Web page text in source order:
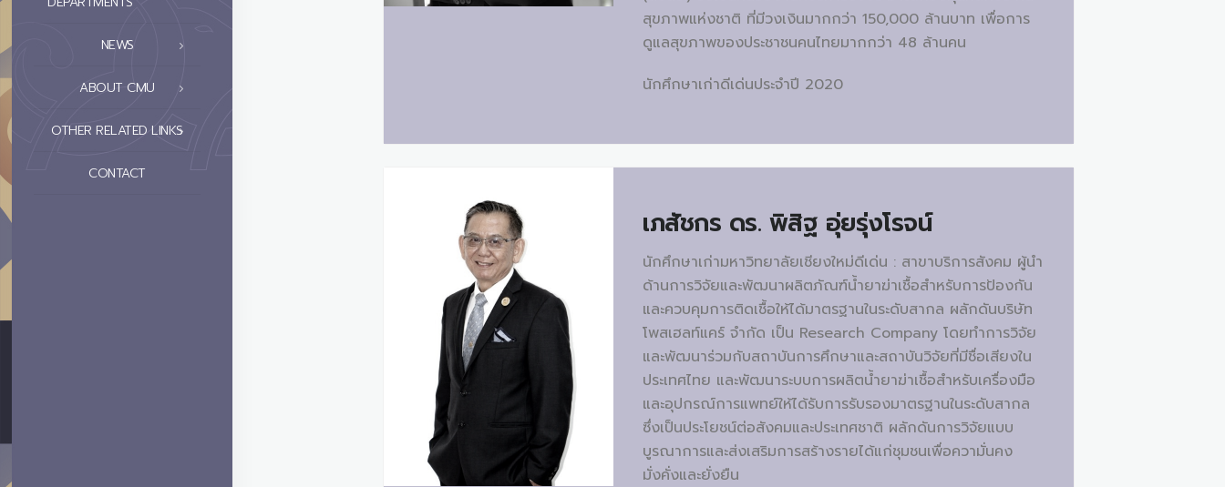
NEWS
ABOUT CMU
OTHER RELATED LINKS
CONTACT
สุขภาพแห่งชาติ ที่มีวงเงินมากกว่า 150,000 ล้านบาท เพื่อการ
ดูแลสุขภาพของประชาชนคนไทยมากกว่า 48 ล้านคน
นักศึกษาเก่าดีเด่นประจำปี 2020
เภสัชกร ดร. พิสิฐ อุ่ยรุ่งโรจน์
นักศึกษาเก่ามหาวิทยาลัยเชียงใหม่ดีเด่น : สาขาบริการสังคม ผู้นำ
ด้านการวิจัยและพัฒนาผลิตภัณฑ์น้ำยาฆ่าเชื้อสำหรับการป้องกัน
และควบคุมการติดเชื้อให้ได้มาตรฐานในระดับสากล ผลักดันบริษัท
โพสเฮลท์แคร์ จำกัด เป็น Research Company โดยทำการวิจัย
และพัฒนาร่วมกับสถาบันการศึกษาและสถาบันวิจัยที่มีชื่อเสียงใน
ประเทศไทย และพัฒนาระบบการผลิตน้ำยาฆ่าเชื้อสำหรับเครื่องมือ
และอุปกรณ์การแพทย์ให้ได้รับการรับรองมาตรฐานในระดับสากล
ซึ่งเป็นประโยชน์ต่อสังคมและประเทศชาติ ผลักดันการวิจัยแบบ
บูรณาการและส่งเสริมการสร้างรายได้แก่ชุมชนเพื่อความั่นคง
มั่งคั่งและยั่งยืน